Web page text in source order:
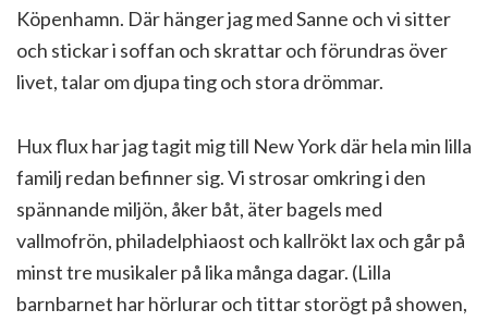
Köpenhamn. Där hänger jag med Sanne och vi sitter
och stickar i soffan och skrattar och förundras över
livet, talar om djupa ting och stora drömmar.
Hux flux har jag tagit mig till New York där hela min lilla
familj redan befinner sig. Vi strosar omkring i den
spännande miljön, åker båt, äter bagels med
vallmofrön, philadelphiaost och kallrökt lax och går på
minst tre musikaler på lika många dagar. (Lilla
barnbarnet har hörlurar och tittar storögt på showen,